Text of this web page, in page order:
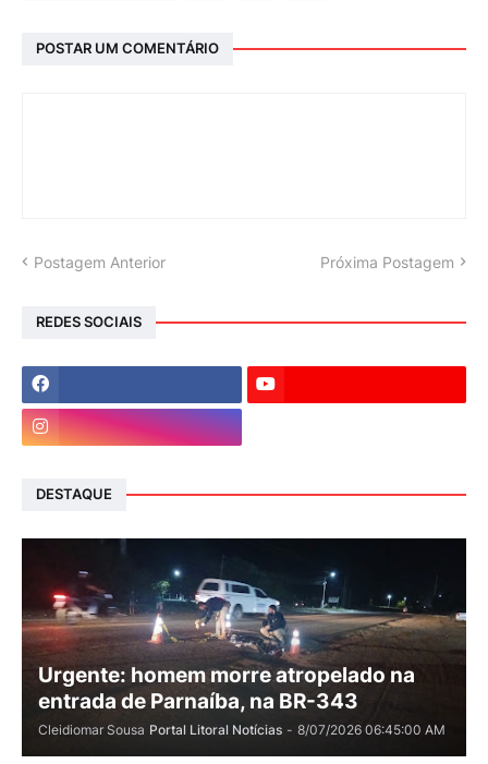
POSTAR UM COMENTÁRIO
Postagem Anterior Próxima Postagem
REDES SOCIAIS
DESTAQUE
Urgente: homem morre atropelado na
entrada de Parnaíba, na BR-343
Cleidiomar Sousa Portal Litoral Notícias - 8/07/2026 06:45:00 AM